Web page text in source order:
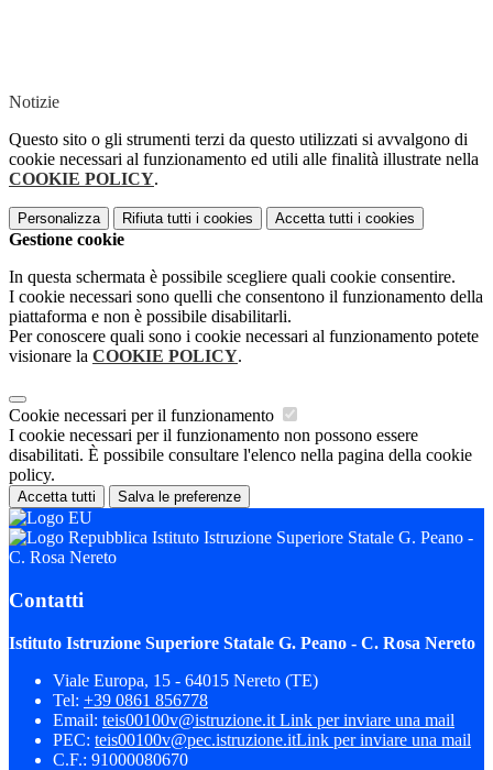
Notizie
Questo sito o gli strumenti terzi da questo utilizzati si avvalgono di
cookie necessari al funzionamento ed utili alle finalità illustrate nella
COOKIE POLICY.
Personalizza Rifiuta tutti i cookies Accetta tutti i cookies
Gestione cookie
In questa schermata è possibile scegliere quali cookie consentire.
I cookie necessari sono quelli che consentono il funzionamento della
piattaforma e non è possibile disabilitarli.
Per conoscere quali sono i cookie necessari al funzionamento potete
visionare la COOKIE POLICY.
Cookie necessari per il funzionamento
I cookie necessari per il funzionamento non possono essere
disabilitati. È possibile consultare l'elenco nella pagina della cookie
policy.
Accetta tutti Salva le preferenze
Istituto Istruzione Superiore Statale G. Peano -
C. Rosa Nereto
Contatti
Istituto Istruzione Superiore Statale G. Peano - C. Rosa Nereto
Viale Europa, 15 - 64015 Nereto (TE)
Tel: +39 0861 856778
Email: teis00100v@istruzione.it Link per inviare una mail
PEC: teis00100v@pec.istruzione.itLink per inviare una mail
C.F.: 91000080670